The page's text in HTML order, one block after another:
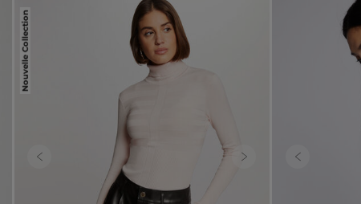
Nouvelle Collection
Previous Next Previous